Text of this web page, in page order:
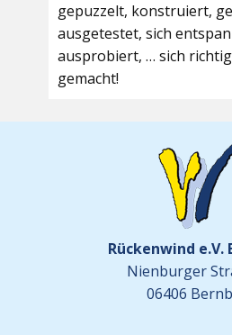
gepuzzelt, konstruiert,
ausgetestet, sich
ausprobiert, … sich
gemacht!
Rückenwind e.V.
Nienburger
06406